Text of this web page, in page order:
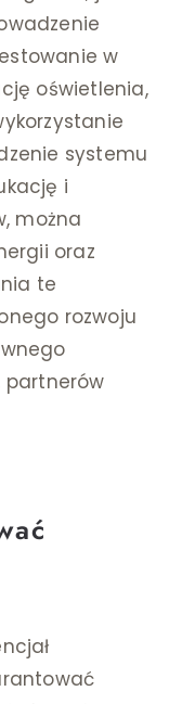
w
oświetlenia,
systemu
i
można
oraz
te
rozwoju
partnerów